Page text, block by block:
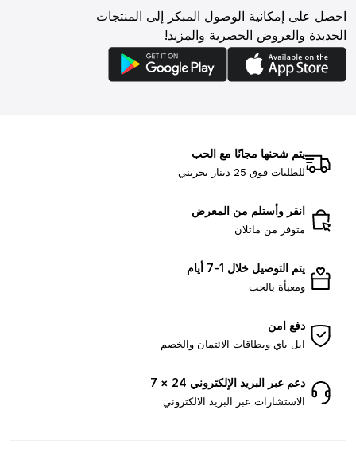
احصل على إمكانية الوصول المبكر إلى المنتجات
الجديدة والعروض الحصرية والمزيد!
يتم شحنها مجانًا مع الحب
للطلبات فوق 25 دينار بحريني
انقر وأستلم من المعرض
متوفر من ماتلان
يتم التوصيل خلال 1-7 أيام
ومعبأة بالحب
دفع امن
ابل باي وبطاقات الائتمان والخصم
دعم عبر البريد الإلكتروني 24 × 7
الاستشارات عبر البريد الالكتروني